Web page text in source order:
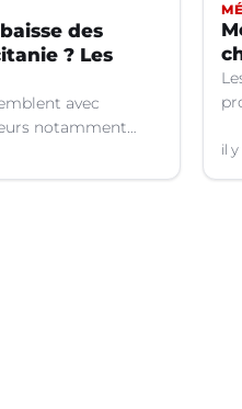
des
? Les
avec
notamment
?
il y